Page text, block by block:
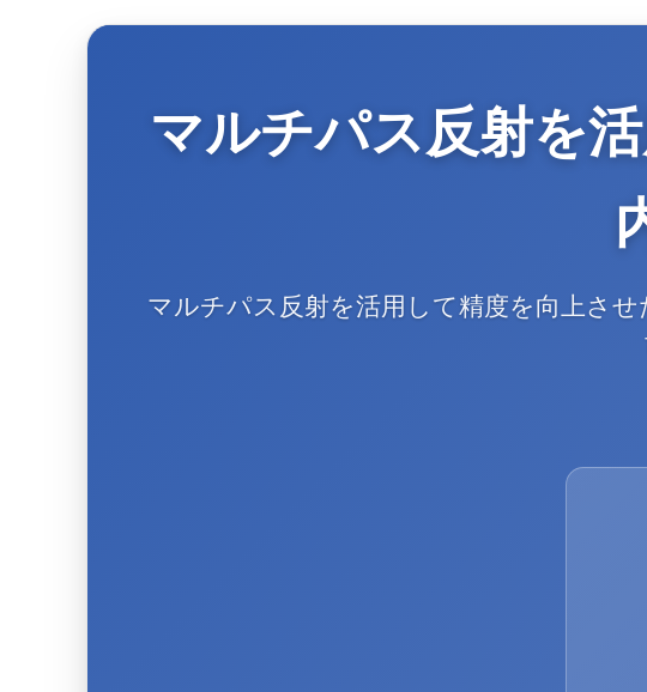
マルチパス反射を
マルチパス反射を活用して精度を向上さ